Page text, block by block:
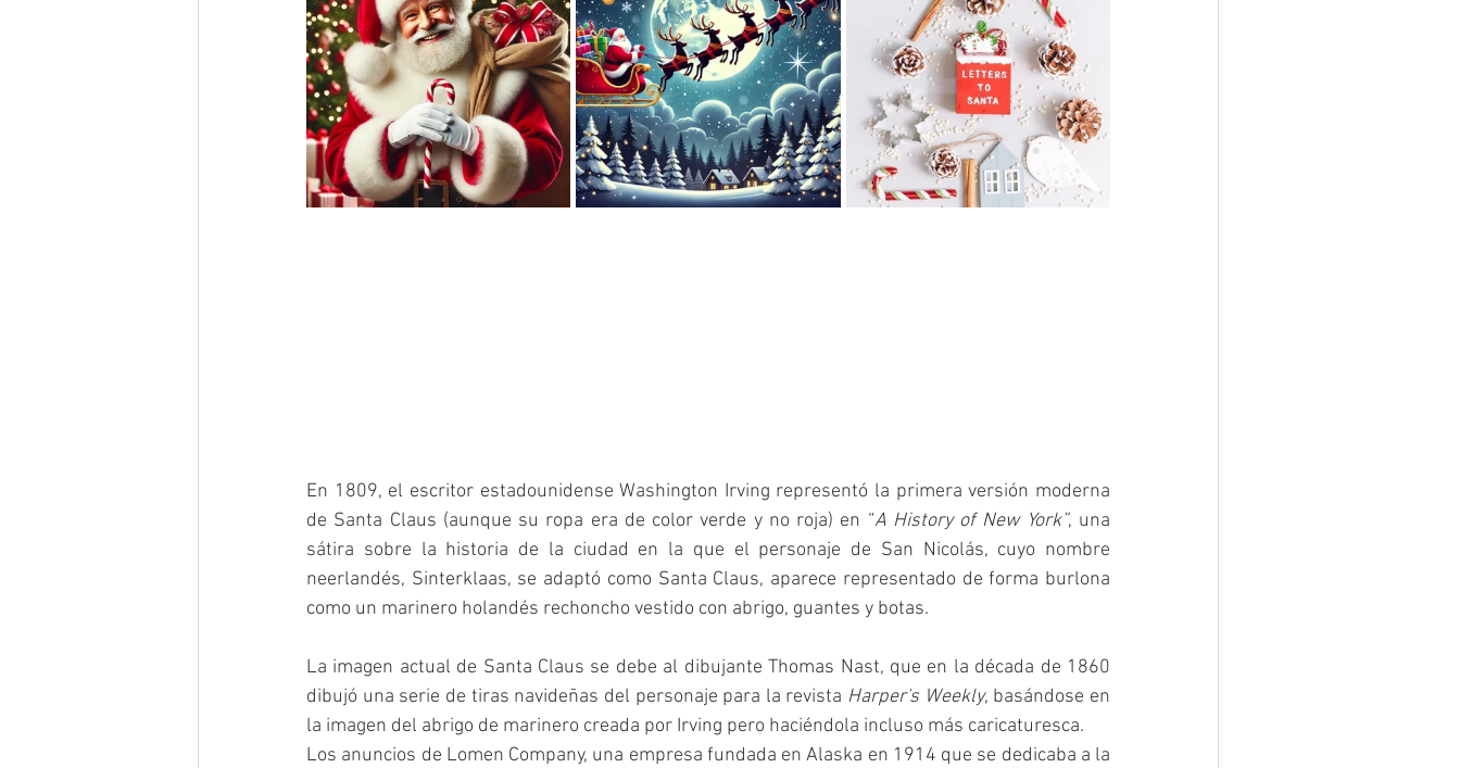
En 1809, el escritor estadounidense Washington Irving representó la primera versión moderna
de Santa Claus (aunque su ropa era de color verde y no roja) en “A History of New York”, una
sátira sobre la historia de la ciudad en la que el personaje de San Nicolás, cuyo nombre
neerlandés, Sinterklaas, se adaptó como Santa Claus, aparece representado de forma burlona
como un marinero holandés rechoncho vestido con abrigo, guantes y botas.
La imagen actual de Santa Claus se debe al dibujante Thomas Nast, que en la década de 1860
dibujó una serie de tiras navideñas del personaje para la revista Harper's Weekly, basándose en
la imagen del abrigo de marinero creada por Irving pero haciéndola incluso más caricaturesca.
Los anuncios de Lomen Company, una empresa fundada en Alaska en 1914 que se dedicaba a la